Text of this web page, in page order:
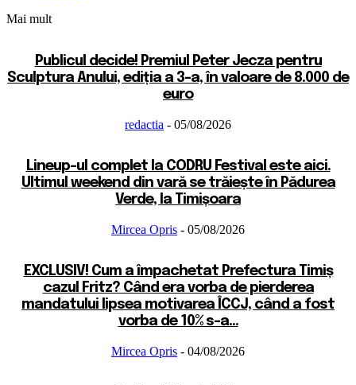
Mai mult
Publicul decide! Premiul Peter Jecza pentru
Sculptura Anului, ediția a 3-a, în valoare de 8.000 de
euro
redactia - 05/08/2026
Lineup-ul complet la CODRU Festival este aici.
Ultimul weekend din vară se trăiește în Pădurea
Verde, la Timișoara
Mircea Opris - 05/08/2026
EXCLUSIV! Cum a împachetat Prefectura Timiș
cazul Fritz? Când era vorba de pierderea
mandatului lipsea motivarea ÎCCJ, când a fost
vorba de 10% s-a...
Mircea Opris - 04/08/2026